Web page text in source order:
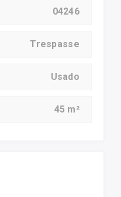
04246
Trespasse
Usado
45 m²